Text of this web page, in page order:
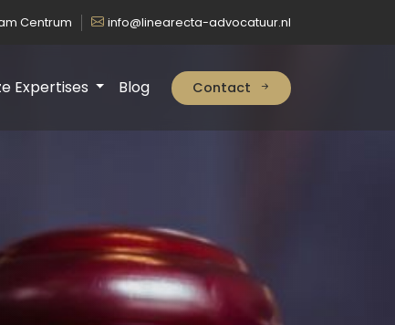
Centrum info@linearecta-advocatuur.nl
Expertises Blog Contact